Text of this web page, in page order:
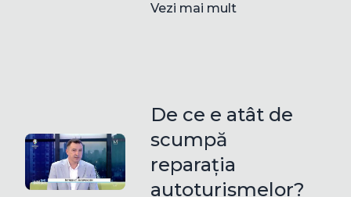
Vezi mai mult
De ce e atât de
scumpă
reparația
autoturismelor?